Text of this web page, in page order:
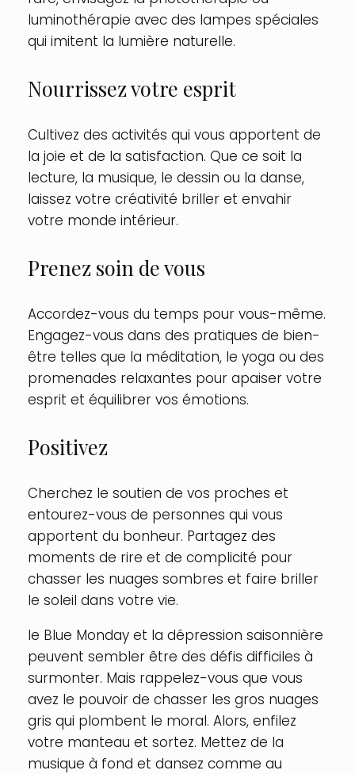
luminothérapie avec des lampes spéciales
qui imitent la lumière naturelle.
Nourrissez votre esprit
Cultivez des activités qui vous apportent de
la joie et de la satisfaction. Que ce soit la
lecture, la musique, le dessin ou la danse,
laissez votre créativité briller et envahir
votre monde intérieur.
Prenez soin de vous
Accordez-vous du temps pour vous-même.
Engagez-vous dans des pratiques de bien-
être telles que la méditation, le yoga ou des
promenades relaxantes pour apaiser votre
esprit et équilibrer vos émotions.
Positivez
Cherchez le soutien de vos proches et
entourez-vous de personnes qui vous
apportent du bonheur. Partagez des
moments de rire et de complicité pour
chasser les nuages sombres et faire briller
le soleil dans votre vie.
le Blue Monday et la dépression saisonnière
peuvent sembler être des défis difficiles à
surmonter. Mais rappelez-vous que vous
avez le pouvoir de chasser les gros nuages
gris qui plombent le moral. Alors, enfilez
votre manteau et sortez. Mettez de la
musique à fond et dansez comme au